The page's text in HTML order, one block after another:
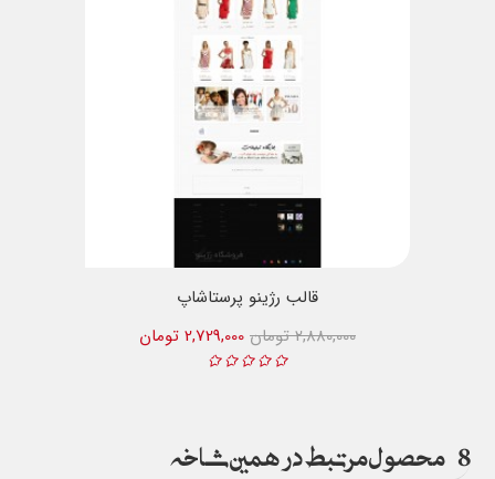
قالب رژینو پرستاشاپ
2,729,000 تومان
2,880,000 تومان
8 محصول مرتبط در همین شاخه